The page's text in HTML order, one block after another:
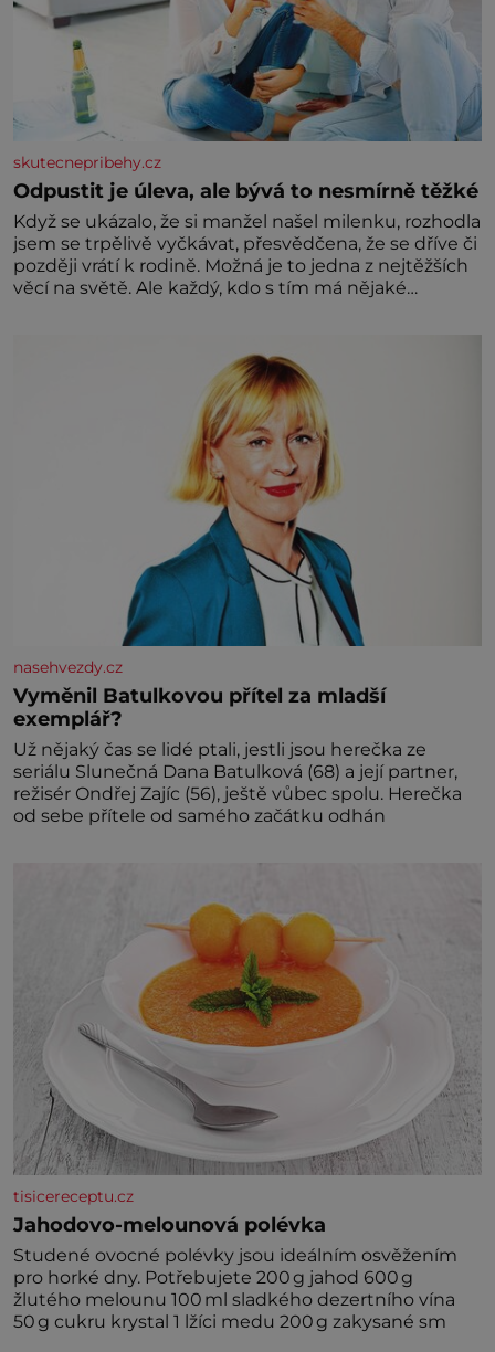
skutecnepribehy.cz
Odpustit je úleva, ale bývá to nesmírně těžké
Když se ukázalo, že si manžel našel milenku, rozhodla
jsem se trpělivě vyčkávat, přesvědčena, že se dříve či
později vrátí k rodině. Možná je to jedna z nejtěžších
věcí na světě. Ale každý, kdo s tím má nějaké
nasehvezdy.cz
Vyměnil Batulkovou přítel za mladší
exemplář?
Už nějaký čas se lidé ptali, jestli jsou herečka ze
seriálu Slunečná Dana Batulková (68) a její partner,
režisér Ondřej Zajíc (56), ještě vůbec spolu. Herečka
od sebe přítele od samého začátku odhán
tisicereceptu.cz
Jahodovo-melounová polévka
Studené ovocné polévky jsou ideálním osvěžením
pro horké dny. Potřebujete 200 g jahod 600 g
žlutého melounu 100 ml sladkého dezertního vína
50 g cukru krystal 1 lžíci medu 200 g zakysané sm